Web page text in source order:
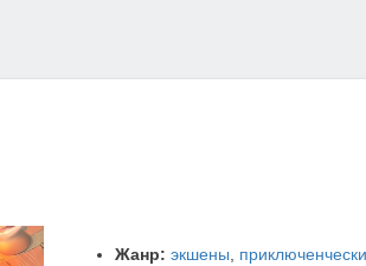
Жанр: экшены